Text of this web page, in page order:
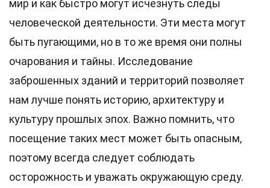
мир и как быстро могут исчезнуть следы
человеческой деятельности. Эти места могут
быть пугающими, но в то же время они полны
очарования и тайны. Исследование
заброшенных зданий и территорий позволяет
нам лучше понять историю, архитектуру и
культуру прошлых эпох. Важно помнить, что
посещение таких мест может быть опасным,
поэтому всегда следует соблюдать
осторожность и уважать окружающую среду.